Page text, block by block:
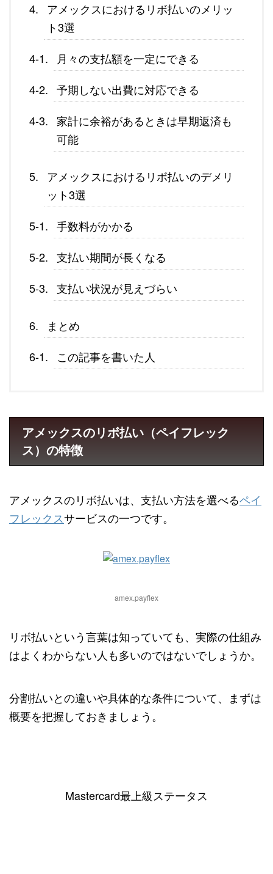
アメックスにおけるリボ払いのメリッ
ト3選
月々の支払額を一定にできる
予期しない出費に対応できる
家計に余裕があるときは早期返済も
可能
アメックスにおけるリボ払いのデメリ
ット3選
手数料がかかる
支払い期間が長くなる
支払い状況が見えづらい
まとめ
この記事を書いた人
アメックスのリボ払い（ペイフレック
ス）の特徴
アメックスのリボ払いは、支払い方法を選べるペイ
フレックスサービスの一つです。
amex.payflex
リボ払いという言葉は知っていても、実際の仕組み
はよくわからない人も多いのではないでしょうか。
分割払いとの違いや具体的な条件について、まずは
概要を把握しておきましょう。
Mastercard最上級ステータス